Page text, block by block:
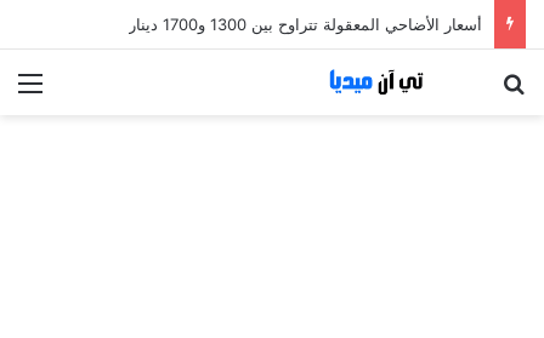
أسعار الأضاحي المعقولة تتراوح بين 1300 و1700 دينار